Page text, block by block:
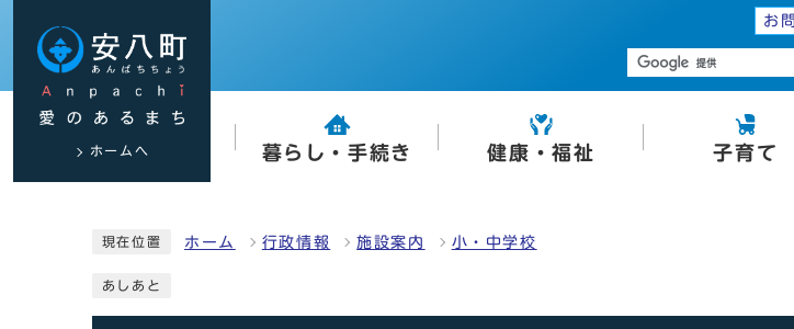
お
ホームへ 暮らし・手続き 健康・福祉 子育て
現在位置 ホーム 行政情報 施設案内 小・中学校
あしあと